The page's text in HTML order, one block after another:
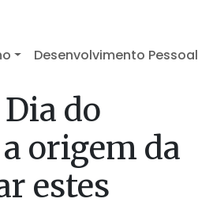
Desenvolvimento Pessoal
do
origem da
estes